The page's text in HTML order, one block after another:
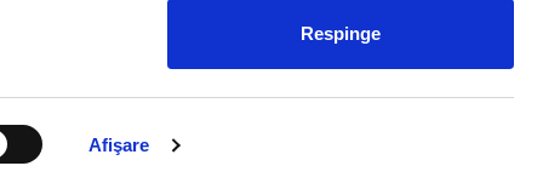
Afişare
Respinge